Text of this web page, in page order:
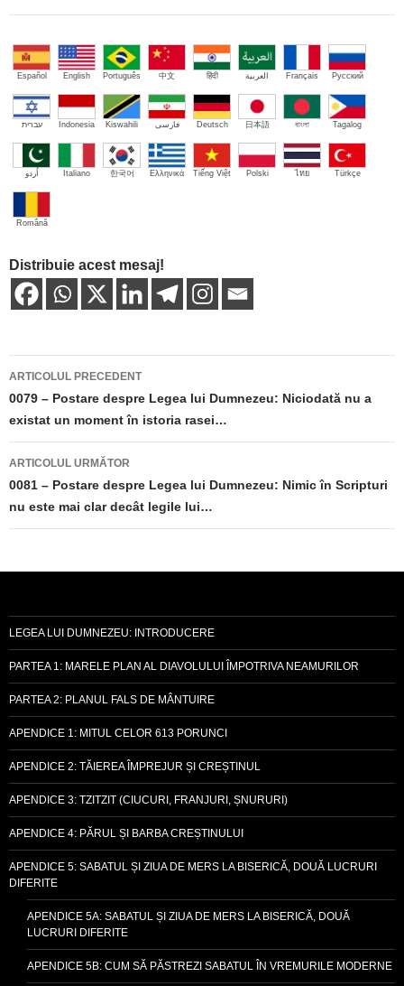
Español English Português 中文 हिंदी العربية Français Русский
עברית Indonesia Kiswahili فارسی Deutsch 日本語 বাংলা Tagalog
اُردو Italiano 한국어 Ελληνικά Tiếng Việt Polski ไทย Türkçe
Română
Distribuie acest mesaj!
Navigare
în
articole
ARTICOLUL PRECEDENT
0079 – Postare despre Legea lui Dumnezeu: Niciodată nu a
existat un moment în istoria rasei…
ARTICOLUL URMĂTOR
0081 – Postare despre Legea lui Dumnezeu: Nimic în Scripturi
nu este mai clar decât legile lui…
LEGEA LUI DUMNEZEU: INTRODUCERE
PARTEA 1: MARELE PLAN AL DIAVOLULUI ÎMPOTRIVA NEAMURILOR
PARTEA 2: PLANUL FALS DE MÂNTUIRE
APENDICE 1: MITUL CELOR 613 PORUNCI
APENDICE 2: TĂIEREA ÎMPREJUR ȘI CREȘTINUL
APENDICE 3: TZITZIT (CIUCURI, FRANJURI, ȘNURURI)
APENDICE 4: PĂRUL ȘI BARBA CREȘTINULUI
APENDICE 5: SABATUL ȘI ZIUA DE MERS LA BISERICĂ, DOUĂ LUCRURI
DIFERITE
APENDICE 5A: SABATUL ȘI ZIUA DE MERS LA BISERICĂ, DOUĂ
LUCRURI DIFERITE
APENDICE 5B: CUM SĂ PĂSTREZI SABATUL ÎN VREMURILE MODERNE